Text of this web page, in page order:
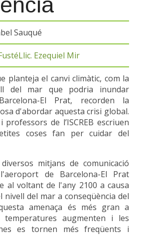
Sauqué
Llic. Ezequiel Mir
planteja el canvi climàtic, com la
del mar que podria inundar
El Prat, recorden la
d'abordar aquesta crisi global.
de l’ISCREB escriuen
coses fan per cuidar del
mitjans de comunicació
de Barcelona-El Prat
al voltant de l'any 2100 a causa
nivell del mar a conseqüència del
amenaça és més gran a
temperatures augmenten i les
es tornen més freqüents i